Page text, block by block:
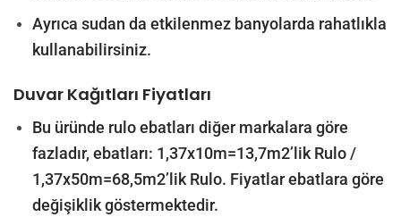
Ayrıca sudan da etkilenmez banyolarda rahatlıkla
kullanabilirsiniz.
Duvar Kağıtları Fiyatları
Bu üründe rulo ebatları diğer markalara göre
fazladır, ebatları: 1,37x10m=13,7m2’lik Rulo /
1,37x50m=68,5m2’lik Rulo. Fiyatlar ebatlara göre
değişiklik göstermektedir.